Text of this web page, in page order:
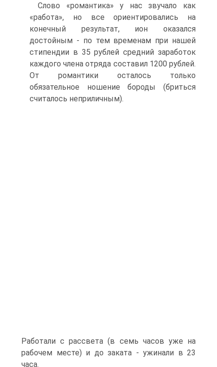
Слово «романтика» у нас звучало как
«работа», но все ориентировались на
конечный результат, ион оказался
достойным - по тем временам при нашей
стипендии в 35 рублей средний заработок
каждого члена отряда составил 1200 рублей.
От романтики осталось только
обязательное ношение бороды (бриться
считалось неприличным).
Работали с рассвета (в семь часов уже на
рабочем месте) и до заката - ужинали в 23
часа.